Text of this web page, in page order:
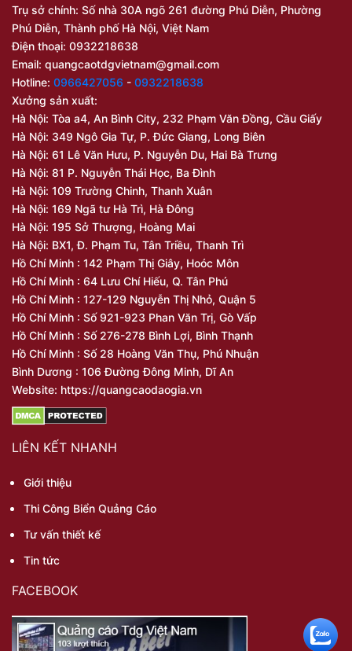
Trụ sở chính: Số nhà 30A ngõ 261 đường Phú Diễn, Phường
Phú Diễn, Thành phố Hà Nội, Việt Nam
Điện thoại: 0932218638
Email: quangcaotdgvietnam@gmail.com
Hotline: 0966427056 - 0932218638
Xưởng sản xuất:
Hà Nội: Tòa a4, An Bình City, 232 Phạm Văn Đồng, Cầu Giấy
Hà Nội: 349 Ngô Gia Tự, P. Đức Giang, Long Biên
Hà Nội: 61 Lê Văn Hưu, P. Nguyễn Du, Hai Bà Trưng
Hà Nội: 81 P. Nguyễn Thái Học, Ba Đình
Hà Nội: 109 Trường Chinh, Thanh Xuân
Hà Nội: 169 Ngã tư Hà Trì, Hà Đông
Hà Nội: 195 Sở Thượng, Hoàng Mai
Hà Nội: BX1, Đ. Phạm Tu, Tân Triều, Thanh Trì
Hồ Chí Minh : 142 Phạm Thị Giây, Hoóc Môn
Hồ Chí Minh : 64 Lưu Chí Hiếu, Q. Tân Phú
Hồ Chí Minh : 127-129 Nguyễn Thị Nhỏ, Quận 5
Hồ Chí Minh : Số 921-923 Phan Văn Trị, Gò Vấp
Hồ Chí Minh : Số 276-278 Bình Lợi, Bình Thạnh
Hồ Chí Minh : Số 28 Hoàng Văn Thụ, Phú Nhuận
Bình Dương : 106 Đường Đông Minh, Dĩ An
Website: https://quangcaodaogia.vn
LIÊN KẾT NHANH
Giới thiệu
Thi Công Biển Quảng Cáo
Tư vấn thiết kế
Tin tức
FACEBOOK